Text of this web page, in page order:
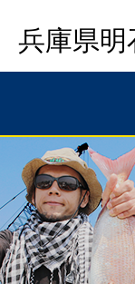
兵庫県明